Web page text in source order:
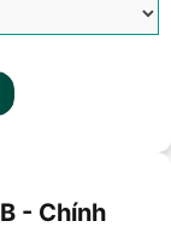
- Chính